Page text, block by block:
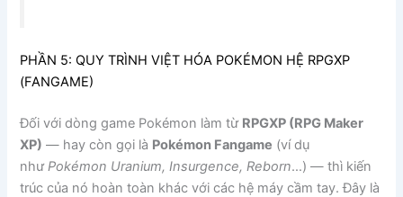
PHẦN 5: QUY TRÌNH VIỆT HÓA POKÉMON HỆ RPGXP
(FANGAME)
Đối với dòng game Pokémon làm từ RPGXP (RPG Maker
XP) — hay còn gọi là Pokémon Fangame (ví dụ
nhưPokémon Uranium, Insurgence, Reborn…) — thì kiến
trúc của nó hoàn toàn khác với các hệ máy cầm tay. Đây là